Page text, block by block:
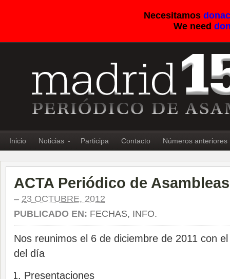
Necesitamos
We need
Inicio Noticias Participa Contacto Números anteriores
ACTA Periódico de
– 23 OCTUBRE, 2012
PUBLICADO EN: FECHAS, INFO.
Nos reunimos el 6 de diciembre de 2011 con
del día
Presentaciones